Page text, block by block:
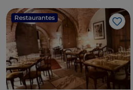
Restaurantes